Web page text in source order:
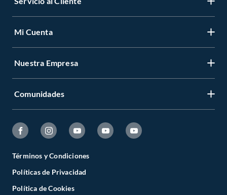
Mi Cuenta
Nuestra Empresa
Comunidades
Términos y Condiciones
Políticas de Privacidad
Política de Cookies